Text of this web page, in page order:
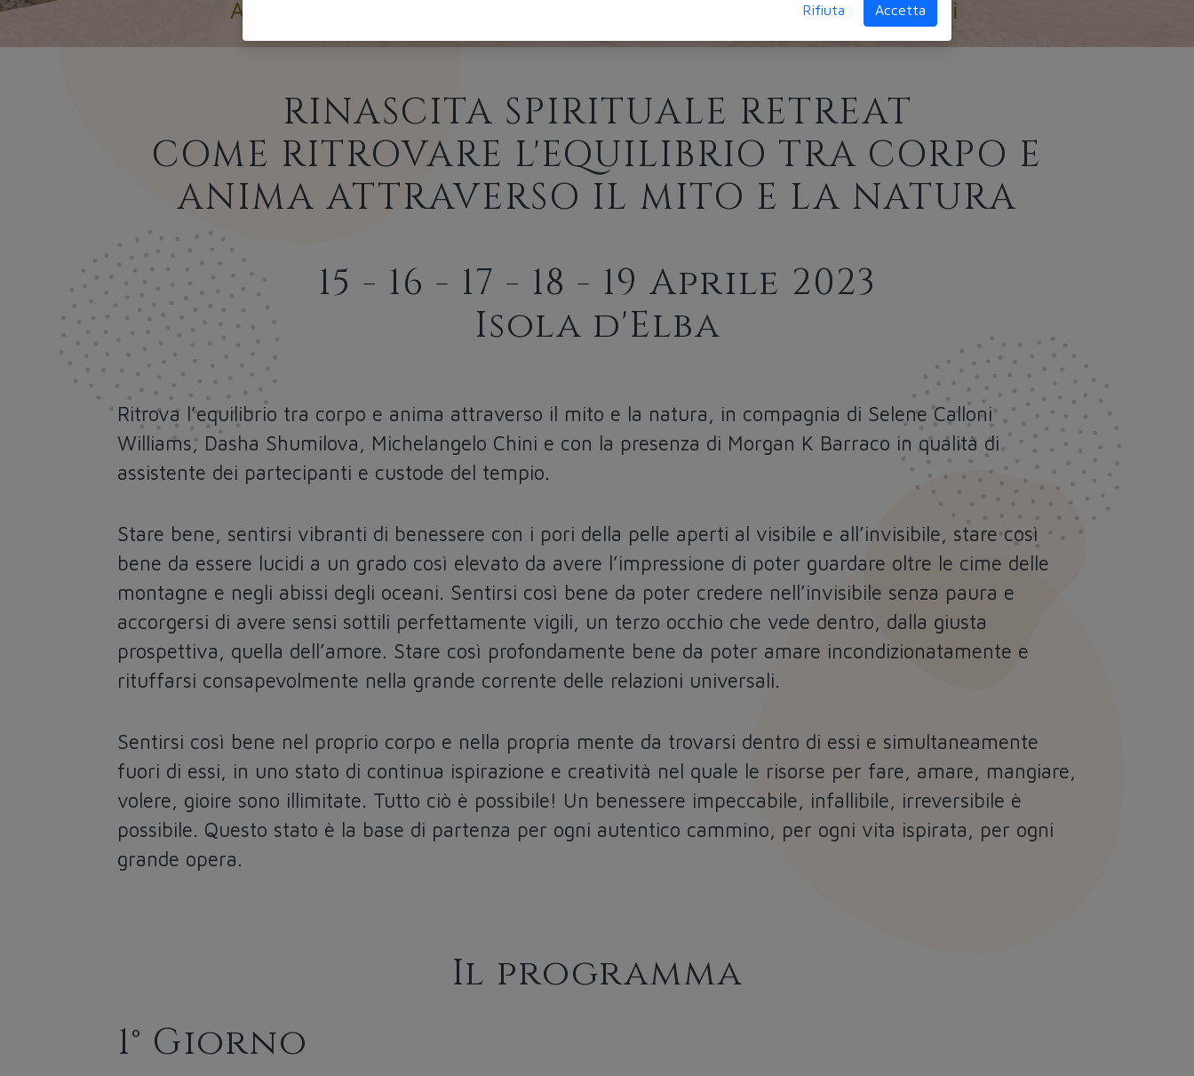
RINASCITA SPIRITUALE RETREAT
COME RITROVARE L'EQUILIBRIO TRA CORPO E
ANIMA ATTRAVERSO IL MITO E LA NATURA
15 - 16 - 17 - 18 - 19 Aprile 2023
Isola d'Elba
Ritrova l’equilibrio tra corpo e anima attraverso il mito e la natura, in compagnia di Selene Calloni
Williams, Dasha Shumilova, Michelangelo Chini e con la presenza di Morgan K Barraco in qualità di
assistente dei partecipanti e custode del tempio.
Stare bene, sentirsi vibranti di benessere con i pori della pelle aperti al visibile e all’invisibile, stare così
bene da essere lucidi a un grado così elevato da avere l’impressione di poter guardare oltre le cime delle
montagne e negli abissi degli oceani. Sentirsi così bene da poter credere nell’invisibile senza paura e
accorgersi di avere sensi sottili perfettamente vigili, un terzo occhio che vede dentro, dalla giusta
prospettiva, quella dell’amore. Stare così profondamente bene da poter amare incondizionatamente e
rituffarsi consapevolmente nella grande corrente delle relazioni universali.
Sentirsi così bene nel proprio corpo e nella propria mente da trovarsi dentro di essi e simultaneamente
fuori di essi, in uno stato di continua ispirazione e creatività nel quale le risorse per fare, amare, mangiare,
volere, gioire sono illimitate. Tutto ciò è possibile! Un benessere impeccabile, infallibile, irreversibile è
possibile. Questo stato è la base di partenza per ogni autentico cammino, per ogni vita ispirata, per ogni
grande opera.
Il programma
1° Giorno
Rifiuta Accetta